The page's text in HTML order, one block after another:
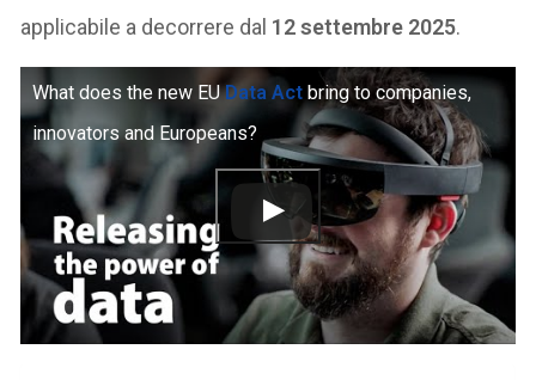
applicabile a decorrere dal 12 settembre 2025.
What does the new EUData Act bring to companies,
innovators and Europeans?